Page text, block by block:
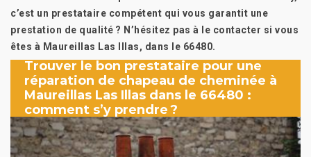
c’est un prestataire compétent qui vous garantit une
prestation de qualité ? N’hésitez pas à le contacter si vous
êtes à Maureillas Las Illas, dans le 66480.
Trouver le bon prestataire pour une
réparation de chapeau de cheminée à
Maureillas Las Illas dans le 66480 :
comment s’y prendre ?